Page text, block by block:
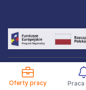
Oferty pracy
© 2012-2026 Aplikuj.pl®.